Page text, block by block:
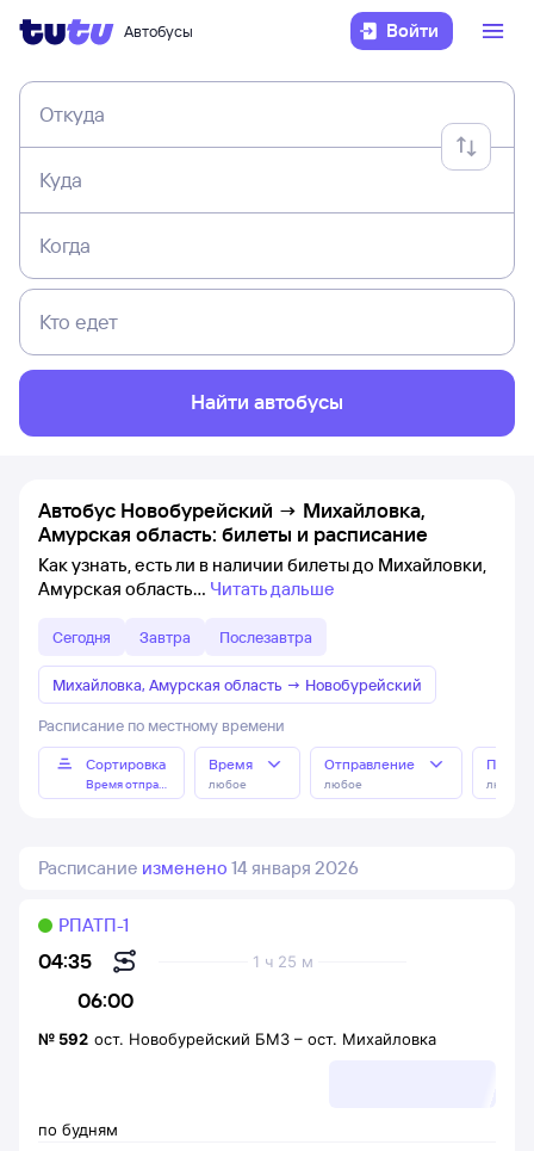
Автобусы Войти
Откуда
Куда
Когда
Кто едет
Найти автобусы
Автобус Новобурейский → Михайловка,
Амурская область: билеты и расписание
Как узнать, есть ли в наличии билеты до Михайловки,
Амурская область
Читать дальше
Сегодня Завтра Послезавтра
Михайловка, Амурская область → Новобурейский
Расписание по местному времени
Сортировка
Время отправления
Время
любое
Отправление
любое любое
Расписание изменено 14 января 2026
04:35
06:00
1 ч 25 м
РПАТП-1
по будням
№ 592 ост. Новобурейский БМЗ – ост. Михайловка